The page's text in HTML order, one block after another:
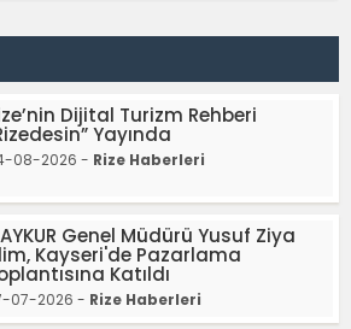
Dijital Turizm Rehberi
Yayında
08-2026 - Rize Haberleri
Genel Müdürü Yusuf Ziya
Kayseri'de Pazarlama
Katıldı
07-2026 - Rize Haberleri